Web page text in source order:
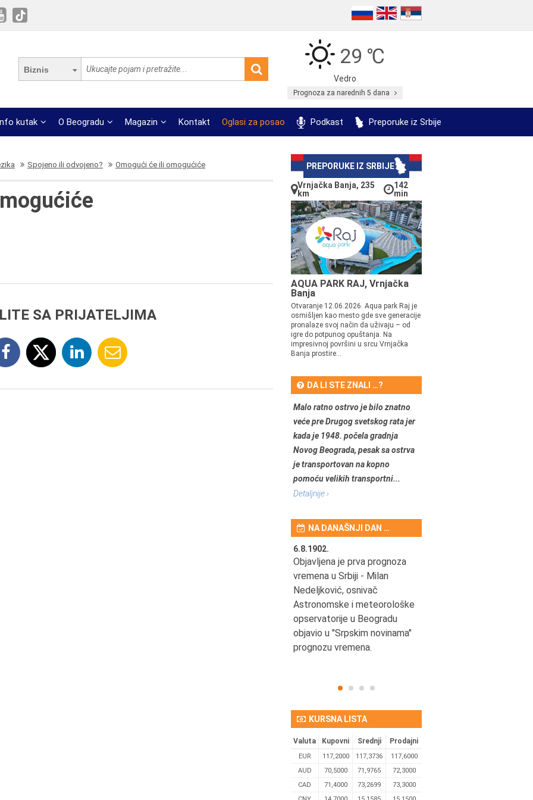
Biznis
29 ℃
Vedro
Prognoza za narednih 5 dana
kutak O Beogradu Magazin Kontakt Oglasi za posao Podkast Preporuke iz Srbije
Spojeno ili odvojeno? Omogući će ili omogućiće
SA PRIJATELJIMA
PREPORUKE IZ SRBIJE
Vrnjačka Banja, 235
km
142
min
AQUA PARK RAJ, Vrnjačka
Banja
Otvaranje 12.06.2026. Aqua park Raj je
osmišljen kao mesto gde sve generacije
pronalaze svoj način da uživaju – od
igre do potpunog opuštanja. Na
impresivnoj površini u srcu Vrnjačka
Banja prostire...
DA LI STE ZNALI …?
Malo ratno ostrvo je bilo znatno
veće pre Drugog svetskog rata jer
kada je 1948. počela gradnja
Novog Beograda, pesak sa ostrva
je transportovan na kopno
pomoću velikih transportni...
Detaljnije ›
NA DANAŠNJI DAN …
6.8.1902.
Objavljena je prva prognoza
vremena u Srbiji - Milan
Nedeljković, osnivač
Astronomske i meteorološke
opservatorije u Beogradu
objavio u "Srpskim novinama"
prognozu vremena.
KURSNA LISTA
Valuta Kupovni Srednji Prodajni
EUR 117,2000 117,3736
117,6000
AUD
70,5000 71,9765
72,3000
CAD
71,4000 73,2699
73,3000